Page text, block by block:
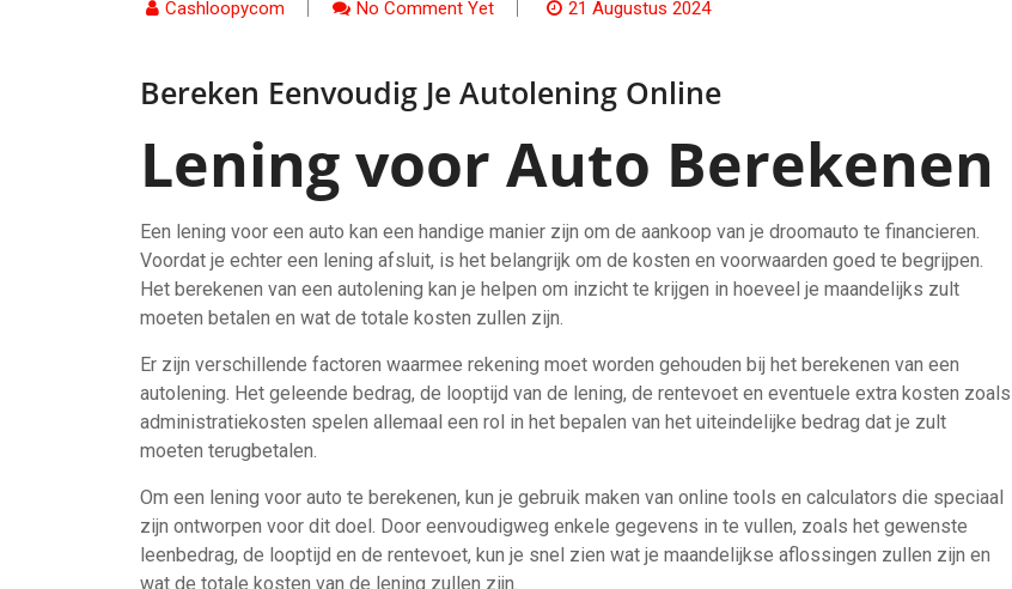
Cashloopycom No Comment Yet 21 Augustus 2024
Bereken Eenvoudig Je Autolening Online
Lening voor Auto Berekenen
Een lening voor een auto kan een handige manier zijn om de aankoop van je droomauto te financieren.
Voordat je echter een lening afsluit, is het belangrijk om de kosten en voorwaarden goed te begrijpen.
Het berekenen van een autolening kan je helpen om inzicht te krijgen in hoeveel je maandelijks zult
moeten betalen en wat de totale kosten zullen zijn.
Er zijn verschillende factoren waarmee rekening moet worden gehouden bij het berekenen van een
autolening. Het geleende bedrag, de looptijd van de lening, de rentevoet en eventuele extra kosten zoals
administratiekosten spelen allemaal een rol in het bepalen van het uiteindelijke bedrag dat je zult
moeten terugbetalen.
Om een lening voor auto te berekenen, kun je gebruik maken van online tools en calculators die speciaal
zijn ontworpen voor dit doel. Door eenvoudigweg enkele gegevens in te vullen, zoals het gewenste
leenbedrag, de looptijd en de rentevoet, kun je snel zien wat je maandelijkse aflossingen zullen zijn en
wat de totale kosten van de lening zullen zijn.